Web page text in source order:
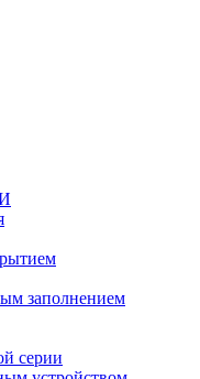
заполнением
серии